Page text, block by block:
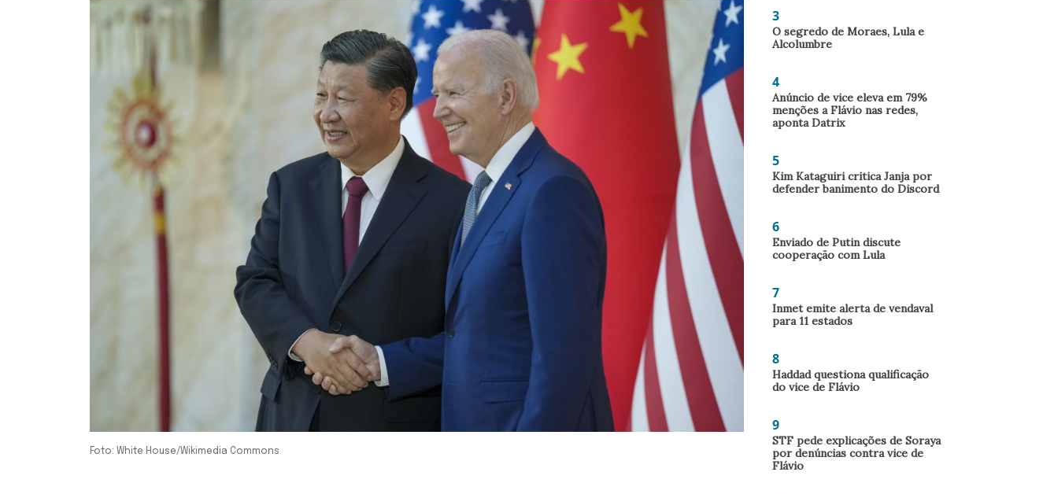
Foto: White House/Wikimedia Commons
3
O segredo de Moraes, Lula e
Alcolumbre
4
Anúncio de vice eleva em 79%
menções a Flávio nas redes,
aponta Datrix
5
Kim Kataguiri critica Janja por
defender banimento do Discord
6
Enviado de Putin discute
cooperação com Lula
7
Inmet emite alerta de vendaval
para 11 estados
8
Haddad questiona qualificação
do vice de Flávio
9
STF pede explicações de Soraya
por denúncias contra vice de
Flávio